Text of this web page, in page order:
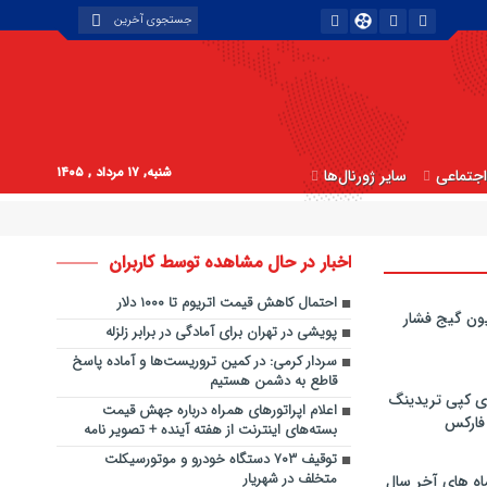
سایر ژورنال‌ها شنبه, ۱۷ مرداد , ۱۴۰۵
گیج فشار
کپی‌ تریدینگ
فارکس
های آخر سال
اخبار در حال مشاهده توسط کاربران
احتمال کاهش قیمت اتریوم تا ۱۰۰۰ دلار
پویشی در تهران برای آمادگی در برابر زلزله
سردار کرمی: در کمین تروریست‌ها و آماده پاسخ
قاطع به دشمن هستیم
اعلام اپراتورهای همراه درباره جهش قیمت
بسته‌های اینترنت از هفته آینده + تصویر نامه
توقیف ۷۰۳ دستگاه خودرو و موتورسیکلت
متخلف در شهریار